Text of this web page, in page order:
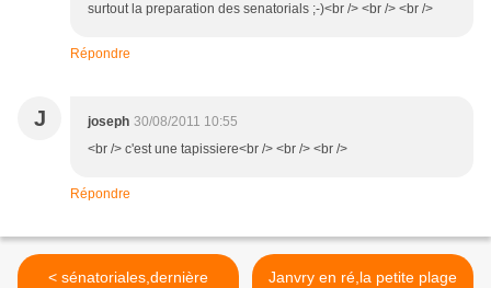
surtout la preparation des senatorials ;-)<br /> <br /> <br />
Répondre
J joseph 30/08/2011 10:55
<br /> c'est une tapissiere<br /> <br /> <br />
Répondre
< sénatoriales,dernière
Janvry en ré,la petite plage